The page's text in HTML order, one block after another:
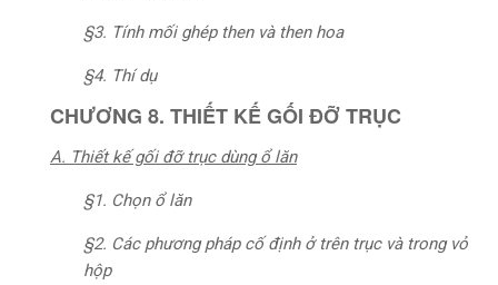
§3. Tính mối ghép then và then hoa
§4. Thí dụ
CHƯƠNG 8. THIẾT KẾ GỐI ĐỠ TRỤC
A. Thiết kế gối đỡ trục dùng ổ lăn
§1. Chọn ổ lăn
§2. Các phương pháp cố định ở trên trục và trong vỏ
hộp